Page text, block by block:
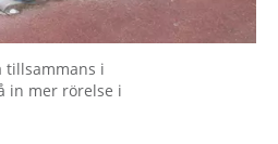
tillsammans i
in mer rörelse i